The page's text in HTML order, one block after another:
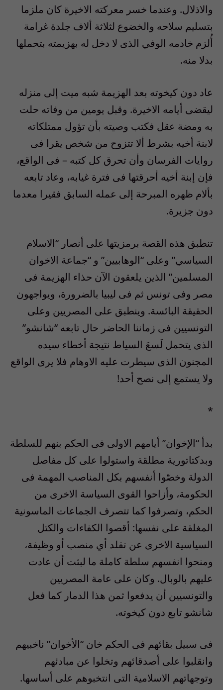
والاذلال. وعندما خسر معركته الاخيرة كان ملزما
بتسليم سلاحه والخضوع لثلاثة ألاف جلدة غرامة
أُلزم خادمه الوفي الذى لا دخل له بهزيمته بتحملها
بدلا منه.
عاد دون كيخوته بعد الهزيمة شبه ميت إلى منزله
ليقضى أيامه الاخيرة. وقبل يومين من وفاته حلت
به ومضة عقل فكتب وصيته بأن تؤول ممتلكاته
لابنة أخيه بشرط ألا تتزوح من شخص يقرا فى
روايات الفرسان وأن تحرق كل كتبه – فى الواقع،
فإن إبنة أخيه أحرقتها فى فترة غيابه، وعاد تابعه
بألام ظهره المبرحة إلى عمله السابق فقيرا معدما
دون جزيرة.
تنطبق هذه القصة برمزيتها على أنصار “الاسلام
السياسي” وعلى “الوهابيين” و “جماعة الاخوان
المسلمين” الذين يلعقون الآن حذاء الهزيمة فى
مصر وفى تونس ثم فى ليبيا بالضرورة، ويواجهون
الحقيقة البائسة. وينطبق على المصريين وعلى
التونسيين فى زماننا الحاضر حال تابعه “شانشو”
الذى يتحمل لَسعَ السياط نتيجة أخطاء سيده
المجنون الذى سيطرت عليه الاوهام فلا يرى الواقع
ولا يستمع إلى نصح أحد!
*
بدأ “الإخوان” أيامهم الاولى فى الحكم بنهم للسلطة
وبدكتاتورية مطلقة واستولوا على كل مفاصل
الدولة وخصّوا أنفسهم بكل المناصب المهمة فى
الحكومة، وأزاحوا القوى السياسة الاخرى من
الحكم، وتصرفوا كما تتصرف الجماعات الماسونية
المغلقة على نفسها: أقصوا الكفاءات والكتل
السياسية الاخرى عن تقلد أي منصب أو وظيفة،
ومنحوا انفسهم سلطة كاملة ما لبثت أن عادت
عليهم بالوبال. وكان على عامة المصريين
والتونسيين أن يدفعوا ثمن هذا الدمار كما فعل
شانشو تابع دون كيخوته.
فى سبيل بقائهم فى الحكم خان “الأخوان” ناخبيهم
وانقلبوا على أصدقائهم وتخلوا عن مبادئهم
وتوجهاتهم الاسلامية التى انتخبوهم على أساسها.